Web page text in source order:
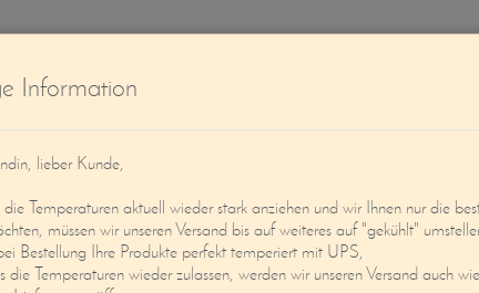
Information
lieber Kunde,
Temperaturen aktuell wieder stark anziehen und wir Ihnen nur die
müssen wir unseren Versand bis auf weiteres auf "gekühlt"
Bestellung Ihre Produkte perfekt temperiert mit UPS,
die Temperaturen wieder zulassen, werden wir unseren Versand auch